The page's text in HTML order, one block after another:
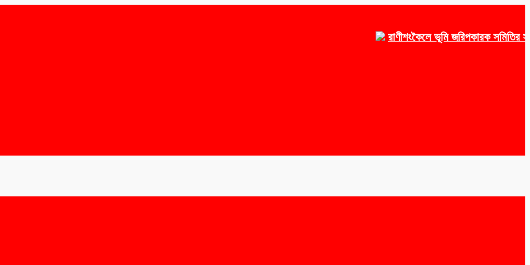
রাণীশংকৈলে ভূমি জরিপকারক সমিতির